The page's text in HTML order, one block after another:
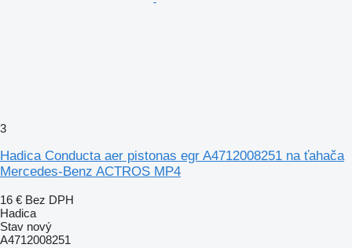
3
Hadica Conducta aer pistonas egr A4712008251 na ťahača
Mercedes-Benz ACTROS MP4
16 € Bez DPH
Hadica
Stav nový
A4712008251